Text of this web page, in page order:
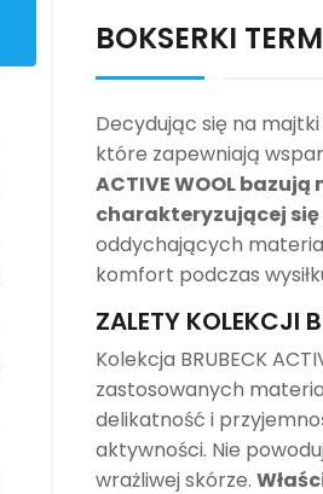
BOKSERKI
Decydując się na
które zapewniają
ACTIVE WOOL
charakteryzującej
oddychających
komfort podczas
ZALETY KOLEKCJI
Kolekcja BRUBECK
zastosowanych
delikatność i
aktywności. Nie
wrażliwej skórze.